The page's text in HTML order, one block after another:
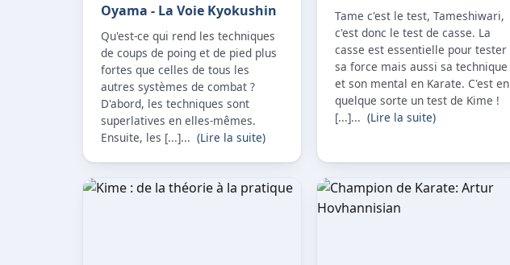
Oyama - La Voie Kyokushin
Qu'est-ce qui rend les techniques
de coups de poing et de pied plus
fortes que celles de tous les
autres systèmes de combat ?
D'abord, les techniques sont
superlatives en elles-mêmes.
Ensuite, les [...]... (Lire la suite)
Tame c'est le test, Tameshiwari,
c'est donc le test de casse. La
casse est essentielle pour tester
sa force mais aussi sa technique
et son mental en Karate. C'est en
quelque sorte un test de Kime !
[...]... (Lire la suite)